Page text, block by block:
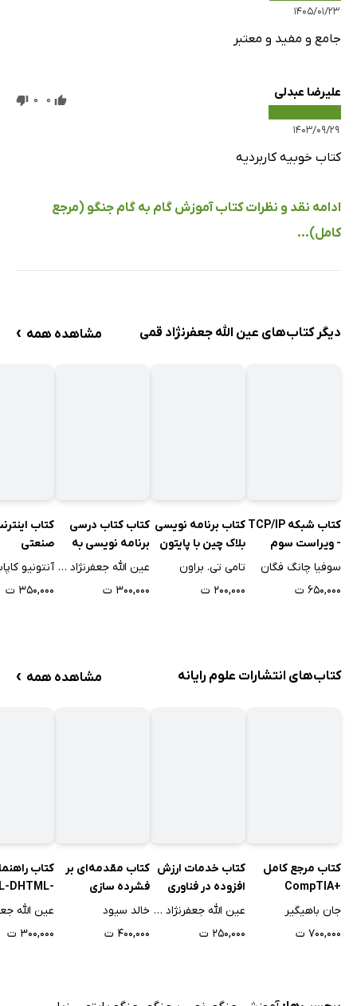
۱۴۰۵/۰۱/۲۳
جامع و مفید و معتبر
علیرضا عبدلی
۱۴۰۳/۰۹/۲۹
0
0
کتاب خوبیه کاربردیه
ادامه نقد و نظرات کتاب آموزش گام به گام جنگو (مرجع
کامل)...
دیگر کتاب‌های عین الله جعفرنژاد قمی مشاهده همه ›
کتاب شبکه TCP/IP
- ویراست سوم
سوفیا چانگ فگان
۶۵۰,۰۰۰ ت
کتاب برنامه نویسی
بلاک چین با پایتون
تامی تی. براون
۲۰۰,۰۰۰ ت
کتاب کتاب درسی
برنامه نویسی به
زبان C
عین الله جعفرنژاد قمی
۳۰۰,۰۰۰ ت
کتاب
صنعتی
آنتونیو
۳۵۰,۰۰۰ ت
کتاب‌های انتشارات علوم رایانه مشاهده همه ›
کتاب مرجع کامل
+CompTIA
جان باهیگیر
۷۰۰,۰۰۰ ت
کتاب خدمات ارزش
افزوده در فناوری
اطلاعات
عین الله جعفرنژاد قمی
۲۵۰,۰۰۰ ت
کتاب مقدمه‌ای بر
فشرده سازی
اطلاعات - ویراست
خالد سیود
۴۰۰,۰۰۰ ت
کتاب
DHTML-
XML
۳۰۰,۰۰۰ ت